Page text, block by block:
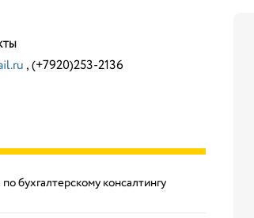
, (+7920)253-2136
бухгалтерскому консалтингу